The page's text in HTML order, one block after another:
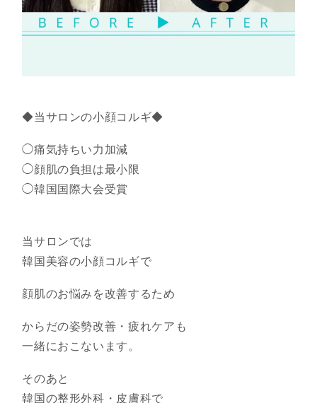
◆当サロンの小顔コルギ◆
◯痛気持ちい力加減
◯顔肌の負担は最小限
◯韓国国際大会受賞
当サロンでは
韓国美容の小顔コルギで
顔肌のお悩みを改善するため
からだの姿勢改善・疲れケアも
一緒におこないます。
そのあと
韓国の整形外科・皮膚科で